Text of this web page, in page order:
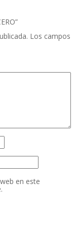
Los campos
en este